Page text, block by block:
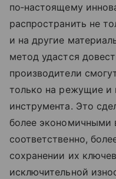
по‑настоящему
распространить не
и на другие
метод удастся
производители
только на режущие и
инструмента. Это
более экономичными
соответственно,
сохранении их
исключительной